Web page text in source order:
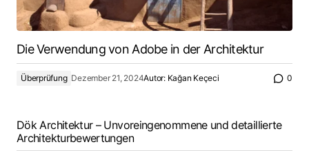
Die Verwendung von Adobe in der Architektur
Überprüfung Dezember 21, 2024Autor: Kağan Keçeci 0
Dök Architektur – Unvoreingenommene und detaillierte
Architekturbewertungen